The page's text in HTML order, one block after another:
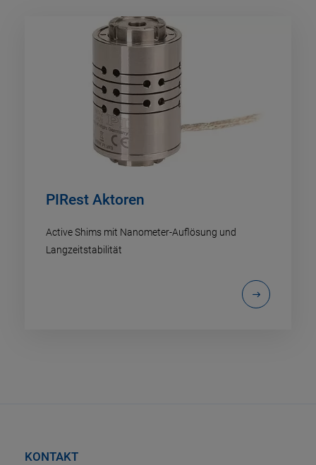
PIRest Aktoren
Active Shims mit Nanometer-Auflösung und
Langzeitstabilität
KONTAKT